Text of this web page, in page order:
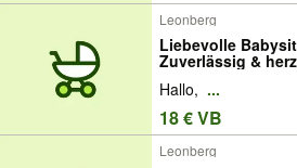
Leonberg
Liebevolle
Zuverlässig &
Hallo, ...
18 € VB
Leonberg